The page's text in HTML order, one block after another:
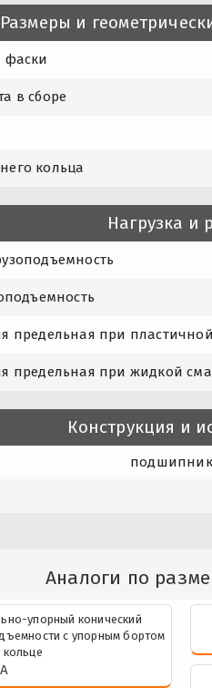
Размеры и
фаски
в сборе
кольца
Нагрузка и
предельная при
предельная при жидкой
Конструкция и
подшипник
Аналоги по
упорный конический
с упорным бортом